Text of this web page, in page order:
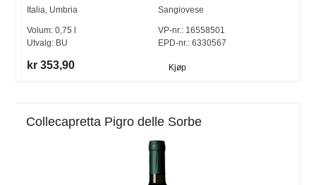
Italia, Umbria Sangiovese
Volum:0,75
Utvalg: BU
VP-nr.: 16558501
EPD-nr.: 6330567
kr 353,90 Kjøp
Collecapretta Pigro delle Sorbe